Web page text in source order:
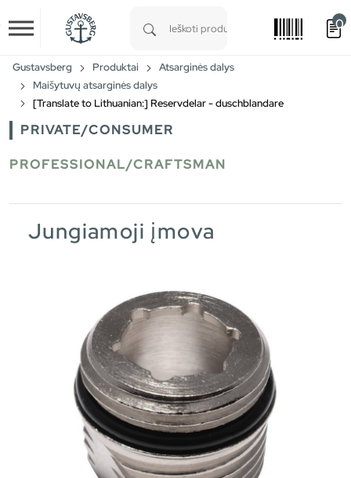
Skip to main content
0
Gustavsberg Produktai
Atsarginės dalys
Maišytuvų atsarginės dalys
[Translate to Lithuanian:] Reservdelar - duschblandare
PRIVATE/CONSUMER
PROFESSIONAL/CRAFTSMAN
Jungiamoji įmova